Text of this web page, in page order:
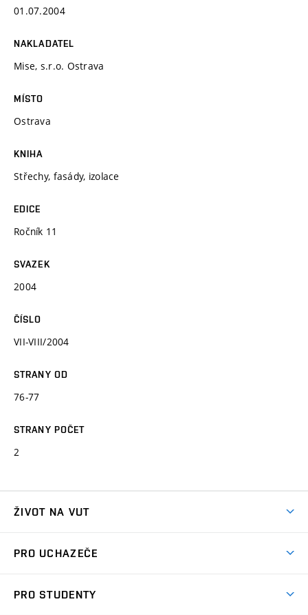
01.07.2004
NAKLADATEL
Mise, s.r.o. Ostrava
MÍSTO
Ostrava
KNIHA
Střechy, fasády, izolace
EDICE
Ročník 11
SVAZEK
2004
ČÍSLO
VII-VIII/2004
STRANY OD
76-77
STRANY POČET
2
ŽIVOT NA VUT
Koleje
PRO UCHAZEČE
PRO STUDENTY